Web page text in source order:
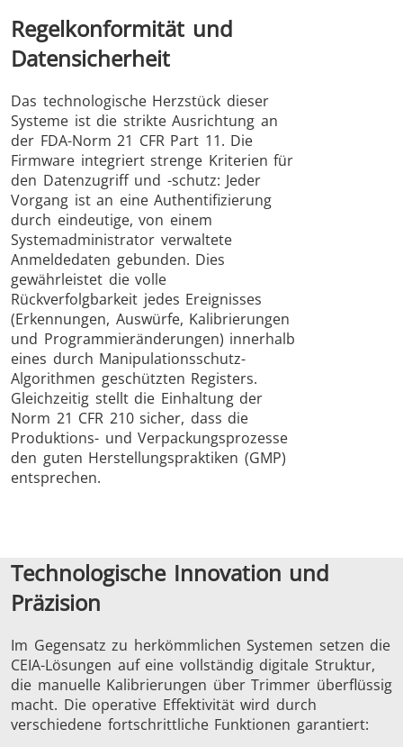
Regelkonformität und
Datensicherheit
Das technologische Herzstück dieser
Systeme ist die strikte Ausrichtung an
der FDA-Norm 21 CFR Part 11. Die
Firmware integriert strenge Kriterien für
den Datenzugriff und -schutz: Jeder
Vorgang ist an eine Authentifizierung
durch eindeutige, von einem
Systemadministrator verwaltete
Anmeldedaten gebunden. Dies
gewährleistet die volle
Rückverfolgbarkeit jedes Ereignisses
(Erkennungen, Auswürfe, Kalibrierungen
und Programmieränderungen) innerhalb
eines durch Manipulationsschutz-
Algorithmen geschützten Registers.
Gleichzeitig stellt die Einhaltung der
Norm 21 CFR 210 sicher, dass die
Produktions- und Verpackungsprozesse
den guten Herstellungspraktiken (GMP)
entsprechen.
Technologische Innovation und
Präzision
Im Gegensatz zu herkömmlichen Systemen setzen die
CEIA-Lösungen auf eine vollständig digitale Struktur,
die manuelle Kalibrierungen über Trimmer überflüssig
macht. Die operative Effektivität wird durch
verschiedene fortschrittliche Funktionen garantiert: